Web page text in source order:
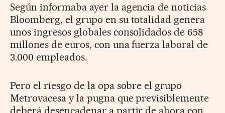
Según informaba ayer la agencia de noticias
Bloomberg, el grupo en su totalidad genera
unos ingresos globales consolidados de 658
millones de euros, con una fuerza laboral de
3.000 empleados.
Pero el riesgo de la opa sobre el grupo
Metrovacesa y la pugna que previsiblemente
deberá desencadenar a partir de ahora con